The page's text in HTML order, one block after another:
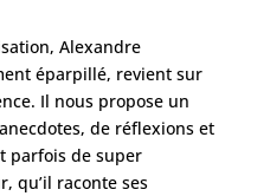
Alexandre
éparpillé, revient sur
Il nous propose un
de réflexions et
parfois de super
qu’il raconte ses